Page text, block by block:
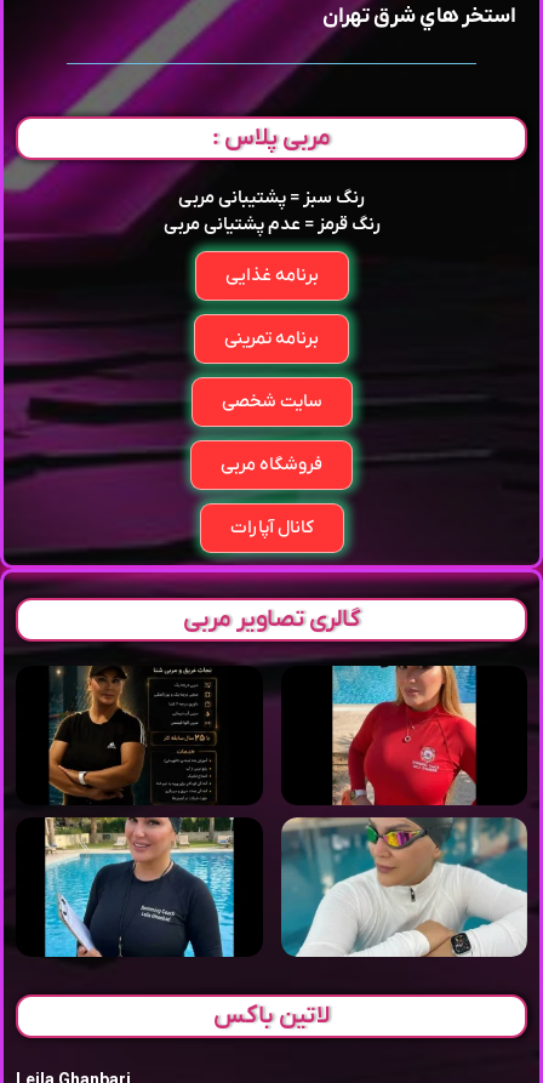
استخر هاي شرق تهران
مربی پلاس :
رنگ سبز = پشتیبانی مربی
رنگ قرمز = عدم پشتیانی مربی
برنامه غذایی
برنامه تمرینی
سایت شخصی
فروشگاه مربی
کانال آپارات
گالری تصاویر مربی
لاتین باکس